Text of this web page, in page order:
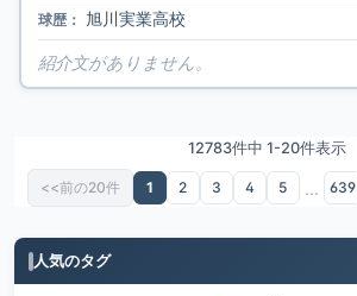
球歴： 旭川実業高校
紹介文がありません。
12783件中 1-20件表示
<<前の20件 1 2 3 4 5 ... 639
人気のタグ